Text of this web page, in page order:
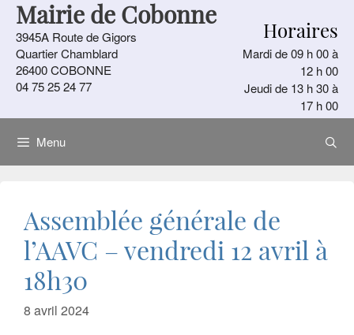
Aller
contenu
Mairie de Cobonne
3945A Route de Gigors
Quartier Chamblard
26400 COBONNE
04 75 25 24 77
Horaires
Mardi de 09 h 00 à
12 h 00
Jeudi de 13 h 30 à
17 h 00
Menu
Assemblée générale de
l’AAVC – vendredi 12 avril à
18h30
8 avril 2024